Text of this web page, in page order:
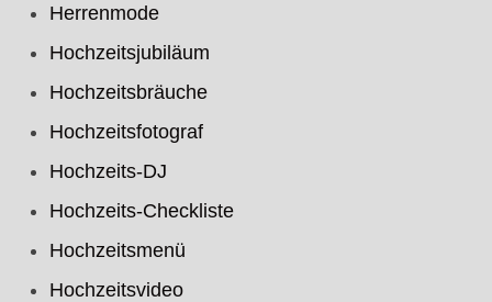
Herrenmode
Hochzeitsjubiläum
Hochzeitsbräuche
Hochzeitsfotograf
Hochzeits-DJ
Hochzeits-Checkliste
Hochzeitsmenü
Hochzeitsvideo